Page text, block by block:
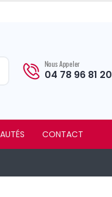
Nous Appeler
04 78 96 81 20
CONTACT